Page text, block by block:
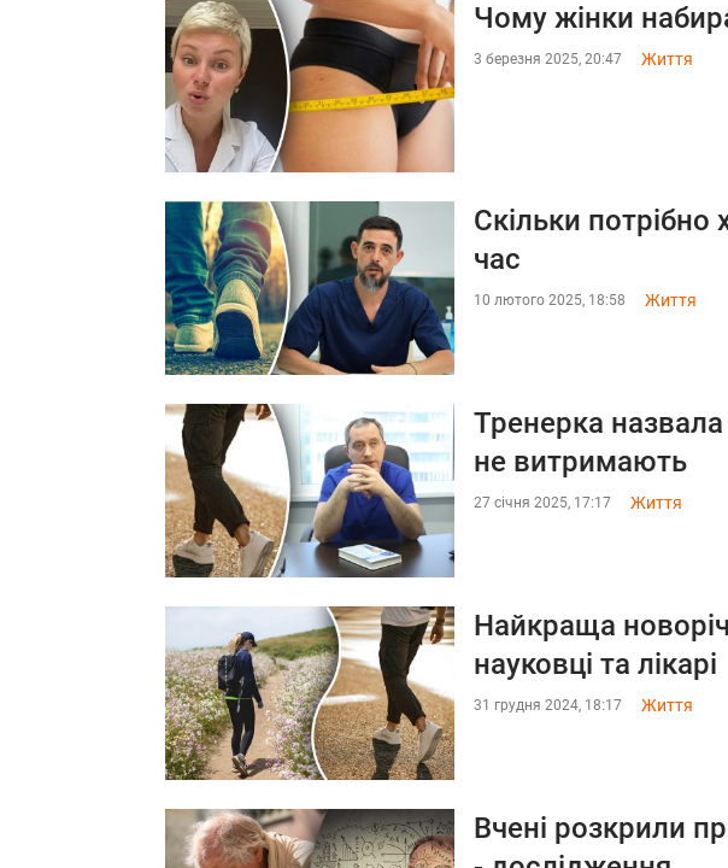
Чому жінки
3 березня 2025, 20:47 Життя
Скільки
час
10 лютого 2025, 18:58 Життя
Тренерка назвала
не витримають
27 січня 2025, 17:17 Життя
Найкраща
науковці та лікарі
31 грудня 2024, 18:17 Життя
Вчені розкрили